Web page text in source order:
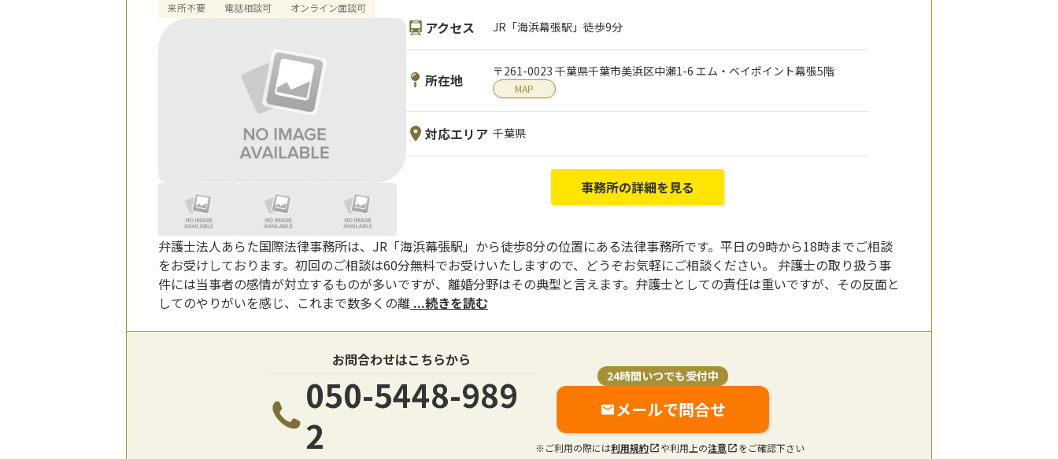
来所不要 電話相談可 オンライン面談可
アクセス JR「海浜幕張駅」徒歩9分
所在地
〒261-0023 千葉県千葉市美浜区中瀬1-6 エム・ベイポイント幕張5階
MAP
対応エリア 千葉県
事務所の詳細を見る
弁護士法人あらた国際法律事務所は、JR「海浜幕張駅」から徒歩8分の位置にある法律事務所です。平日の9時から18時までご相談
をお受けしております。初回のご相談は60分無料でお受けいたしますので、どうぞお気軽にご相談ください。 弁護士の取り扱う事
件には当事者の感情が対立するものが多いですが、離婚分野はその典型と言えます。弁護士としての責任は重いですが、その反面と
してのやりがいを感じ、これまで数多くの離 ...続きを読む
お問合わせはこちらから
050-5448-989
2
24時間いつでも受付中
メールで問合せ
※ご利用の際には利用規約 や利用上の注意 をご確認下さい